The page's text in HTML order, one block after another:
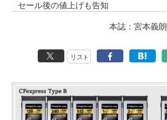
セール後の値上げも告知
本誌：宮本義朗
リスト